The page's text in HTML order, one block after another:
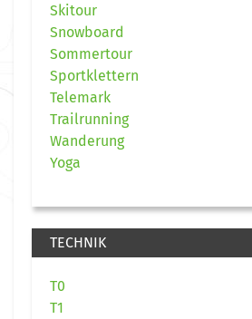
Skitour
Snowboard
Sommertour
Sportklettern
Telemark
Trailrunning
Wanderung
Yoga
TECHNIK
T0
T1